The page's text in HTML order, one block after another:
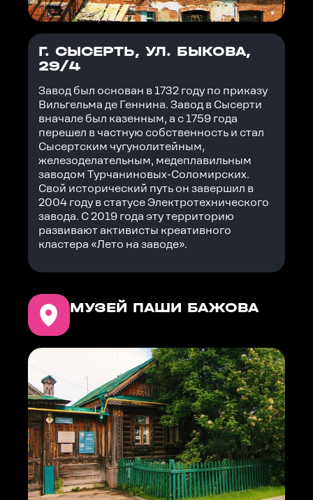
Г. СЫСЕРТЬ, УЛ. БЫКОВА,
29/4
Завод был основан в 1732 году по приказу
Вильгельма де Геннина. Завод в Сысерти
вначале был казенным, а с 1759 года
перешел в частную собственность и стал
Сысертским чугунолитейным,
железоделательным, медеплавильным
заводом Турчаниновых-Соломирских.
Свой исторический путь он завершил в
2004 году в статусе Электротехнического
завода. С 2019 года эту территорию
развивают активисты креативного
кластера «Лето на заводе».
МУЗЕЙ ПАШИ БАЖОВА